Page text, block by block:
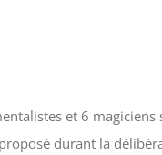
et 6
durant la